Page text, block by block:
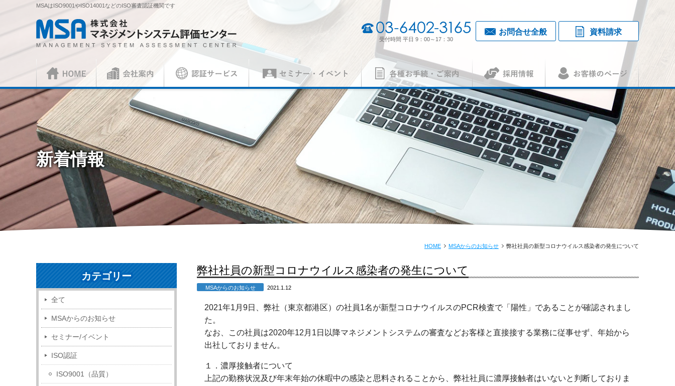
MSAはISO9001やISO14001などのISO審査認証機関です
株式会社 マネジメントシステム評価センター
03-6402-3165
受付時間 平日 9：00～17：30
お問合せ全般 資料請求
HOME 会社案内
会社概要 社長挨拶 経営理念・経営方針 事業所一覧・アクセス
認証サービス
ISO認証
ISO認証（マネジメントシステム）
／審査認証制度
ISO 9001（品質） ISO 14001 ISO 55001（アセット）
ISO 45001（労働安全衛生） ISO 27001
MSAの審査認証
ISOとは？
JIS製品認証
JIS製品認証 JIS製品認証の手続き 認証リスト
セミナー・イベント 各種お手続・ご案内
各種お手続
資料請求 見積依頼書・各種申請書 異議申立て・苦情
各種ご案内
複合審査のご案内 認証移転のご案内 パンフレット
採用情報
正社員 ISO審査員（契約審査員） 製品認証審査員（契約審査員）
お客様のページ
新着情報
HOME MSAからのお知らせ 弊社社員の新型コロナウイルス感染者の発生について
弊社社員の新型コロナウイルス感染者の発生について
MSAからのお知らせ 2021.1.12
2021年1 月 9日、弊社（東京都港区）の社員1名が新型コロナウイルスのPCR検査で 「陽性」であることが確認されまし
た。
なお、この社員は2020年12 月 1 日以降マネジメントシステムの審査などお客様と直接接する業務に従事せず、年始から
出社しておりません。
１．濃厚接触者について
上記の勤務状況及び年末年始の休暇中の感染と思料されることから、弊社社員に濃厚接触者はいないと判断しておりま
カテゴリー
全て
MSAからのお知らせ
セミナー/イベント
ISO認証
ISO9001（品質）